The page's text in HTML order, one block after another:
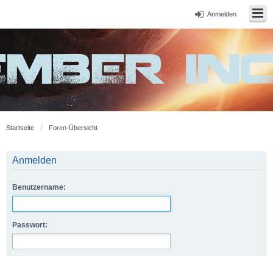
Anmelden
Startseite Foren-Übersicht
Anmelden
Benutzername:
Passwort: